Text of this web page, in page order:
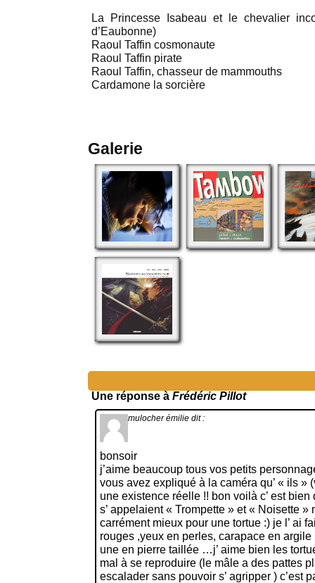
La Princesse Isabeau et le chevalier
d’Eaubonne)
Raoul Taffin cosmonaute
Raoul Taffin pirate
Raoul Taffin, chasseur de mammouths
Cardamone la sorcière
Galerie
Une réponse à Frédéric Pillot
mulocher émilie dit :
bonsoir
j’aime beaucoup tous vos petits
vous avez expliqué à la caméra qu’ « ils »
une existence réelle !! bon voilà c’ est
s’ appelaient « Trompette » et « Noisette »
carrément mieux pour une tortue :) je l’ ai
rouges ,yeux en perles, carapace en argile
une en pierre taillée …j’ aime bien les
mal à se reproduire (le mâle a des pattes
escalader sans pouvoir s’ agripper ) c’est